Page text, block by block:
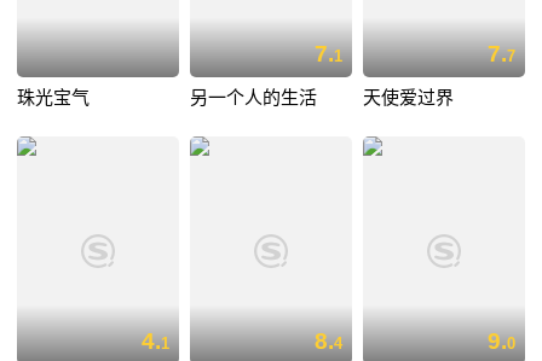
珠光宝气
7.1
另一个人的生活
7.7
天使爱过界
4.1 8.4 9.0